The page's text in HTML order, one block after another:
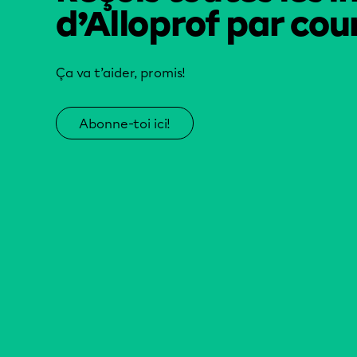
d’Alloprof par
Ça va t’aider, promis!
Abonne-toi ici!